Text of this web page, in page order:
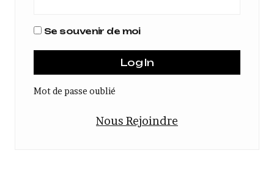
Se souvenir de moi
Mot de passe oublié
Nous Rejoindre